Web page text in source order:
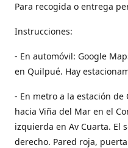
Para recogida o entrega
Instrucciones:
- En automóvil: Google
en Quilpué. Hay
- En metro a la estación
hacia Viña del Mar en el
izquierda en Av Cuarta. El
derecho. Pared roja,